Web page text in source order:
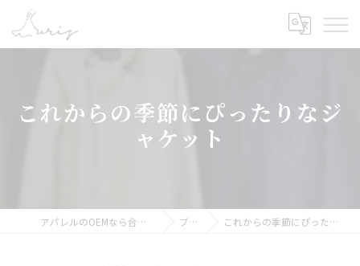
これからの季節にぴったりなジ
ャケット
アパレルのOEMなら合同会社オーリス ブログ これからの季節にぴったりなジャケット